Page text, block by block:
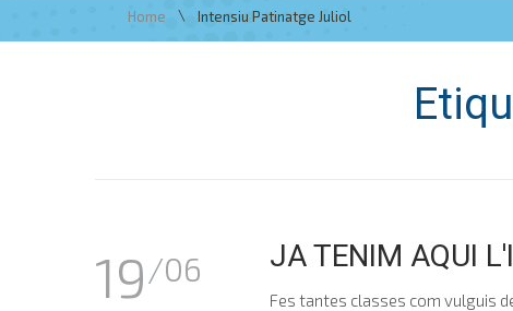
Home \ Intensiu Patinatge Juliol
19/06 JA TENIM AQUI
Fes tantes classes com vulguis